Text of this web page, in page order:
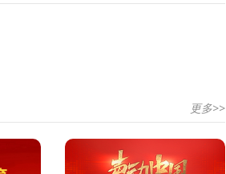
更多>>